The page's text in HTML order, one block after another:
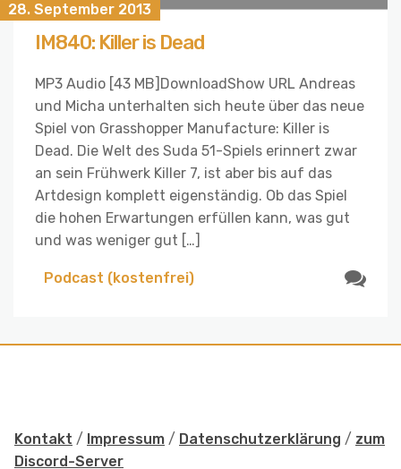
28. September 2013
IM840: Killer is Dead
MP3 Audio [43 MB]DownloadShow URL Andreas
und Micha unterhalten sich heute über das neue
Spiel von Grasshopper Manufacture: Killer is
Dead. Die Welt des Suda 51-Spiels erinnert zwar
an sein Frühwerk Killer 7, ist aber bis auf das
Artdesign komplett eigenständig. Ob das Spiel
die hohen Erwartungen erfüllen kann, was gut
und was weniger gut […]
Podcast (kostenfrei)
Kontakt / Impressum / Datenschutzerklärung / zum
Discord-Server